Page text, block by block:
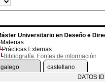
Universitario en Deseño e
Materias
Prácticas Externas
Bibliografía. Fontes de información
galego
castellano
DATOS